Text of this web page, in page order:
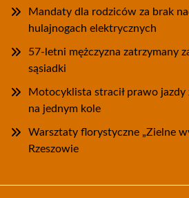
Mandaty dla rodziców za brak
hulajnogach elektrycznych
57-letni mężczyzna zatrzymany
sąsiadki
Motocyklista stracił prawo jazdy
na jednym kole
Warsztaty florystyczne „Zielne
Rzeszowie